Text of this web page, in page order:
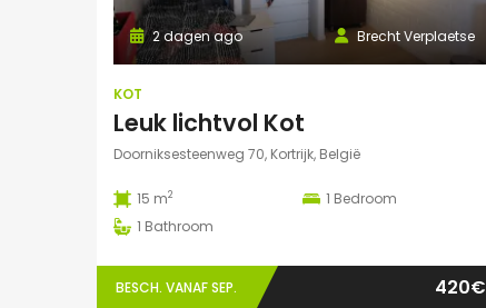
Brecht Verplaetse
2 dagen ago
KOT
Leuk lichtvol Kot
Doorniksesteenweg 70, Kortrijk, België
15 m2 1 Bedroom
1 Bathroom
BESCH. VANAF SEP. 420€